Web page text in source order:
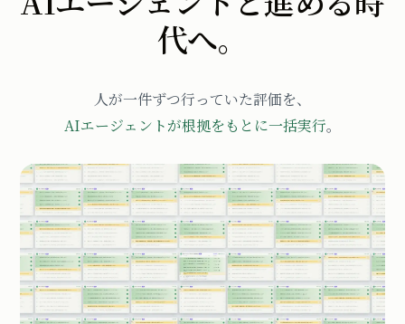
代へ。
人が一件ずつ行っていた評価を、
AIエージェントが根拠をもとに一括実行。